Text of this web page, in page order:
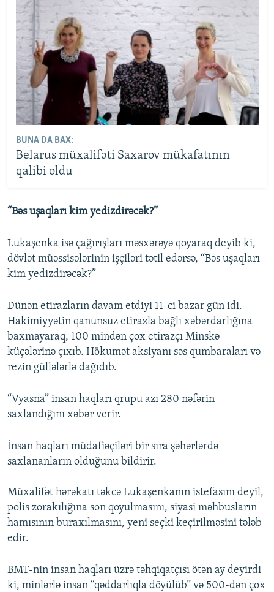
BUNA DA BAX:
Belarus müxalifəti Saxarov mükafatının
qalibi oldu
“Bəs uşaqları kim yedizdirəcək?”
Lukaşenka isə çağırışları məsxərəyə qoyaraq deyib ki,
dövlət müəssisələrinin işçiləri tətil edərsə, “Bəs uşaqları
kim yedizdirəcək?”
Dünən etirazların davam etdiyi 11-ci bazar gün idi.
Hakimiyyətin qanunsuz etirazla bağlı xəbərdarlığına
baxmayaraq, 100 mindən çox etirazçı Minskə
küçələrinə çıxıb. Hökumət aksiyanı səs qumbaraları və
rezin güllələrlə dağıdıb.
“Vyasna” insan haqları qrupu azı 280 nəfərin
saxlandığını xəbər verir.
İnsan haqları müdafiəçiləri bir sıra şəhərlərdə
saxlananların olduğunu bildirir.
Müxalifət hərəkatı təkcə Lukaşenkanın istefasını deyil,
polis zorakılığına son qoyulmasını, siyasi məhbusların
hamısının buraxılmasını, yeni seçki keçirilməsini tələb
edir.
BMT-nin insan haqları üzrə təhqiqatçısı ötən ay deyirdi
ki, minlərlə insan “qəddarlıqla döyülüb” və 500-dən çox